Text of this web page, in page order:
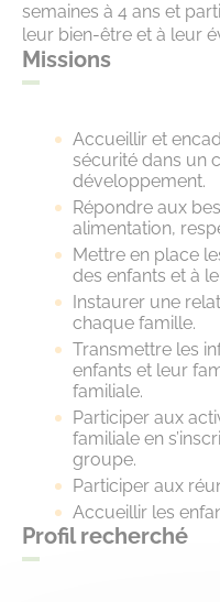
semaines à 4 ans et
leur bien-être et à leur
Missions
Accueillir et
sécurité dans un
développement.
Répondre aux
alimentation,
Mettre en place
des enfants et à
Instaurer une
chaque famille.
Transmettre les
enfants et leur
familiale.
Participer aux
familiale en
groupe.
Participer aux
Accueillir les
Profil recherché